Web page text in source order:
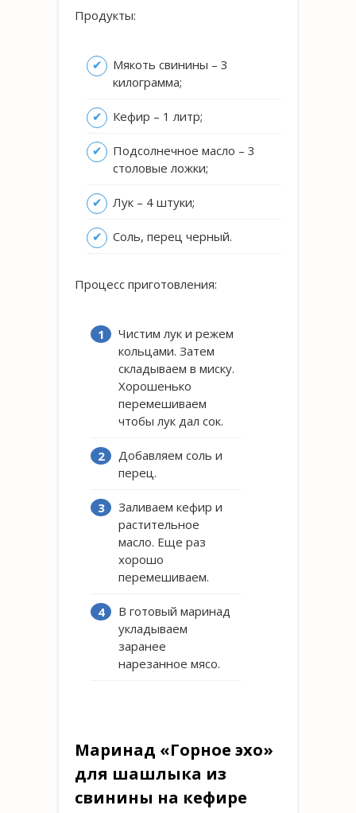
Продукты:
Мякоть свинины – 3
килограмма;
Кефир – 1 литр;
Подсолнечное масло – 3
столовые ложки;
Лук – 4 штуки;
Соль, перец черный.
Процесс приготовления:
Чистим лук и режем
кольцами. Затем
складываем в миску.
Хорошенько
перемешиваем
чтобы лук дал сок.
Добавляем соль и
перец.
Заливаем кефир и
растительное
масло. Еще раз
хорошо
перемешиваем.
В готовый маринад
укладываем
заранее
нарезанное мясо.
Маринад «Горное эхо»
для шашлыка из
свинины на кефире